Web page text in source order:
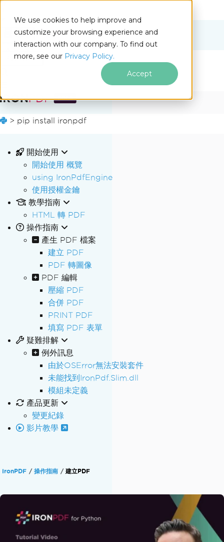
We use cookies to help improve and
customize your browsing experience and
interaction with our company. To find out
more, see our Privacy Policy.
Accept
Python
跳至頁尾內容
Docs
> pip install ironpdf
開始使用
開始使用 概覽
using IronPdfEngine
使用授權金鑰
教學指南
HTML 轉 PDF
操作指南
產生 PDF 檔案
建立 PDF
PDF 轉圖像
PDF 編輯
壓縮 PDF
合併 PDF
PRINT PDF
填寫 PDF 表單
疑難排解
例外訊息
由於OSError無法安裝套件
未能找到IronPdf.Slim.dll
模組未定義
產品更新
變更紀錄
影片教學
IronPDF 操作指南 建立PDF